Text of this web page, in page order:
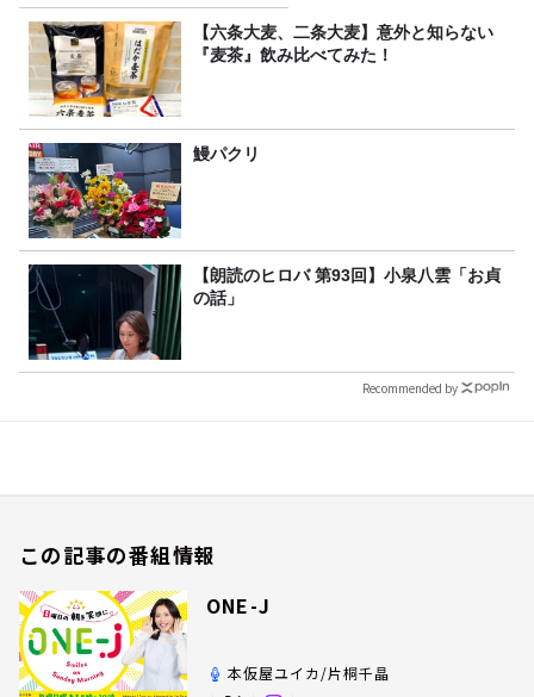
【六条大麦、二条大麦】意外と知らない
『麦茶』飲み比べてみた！
鰻パクリ
【朗読のヒロバ 第93回】小泉八雲「お貞
の話」
Recommended by
この記事の番組情報
ONE-J
本仮屋ユイカ/片桐千晶